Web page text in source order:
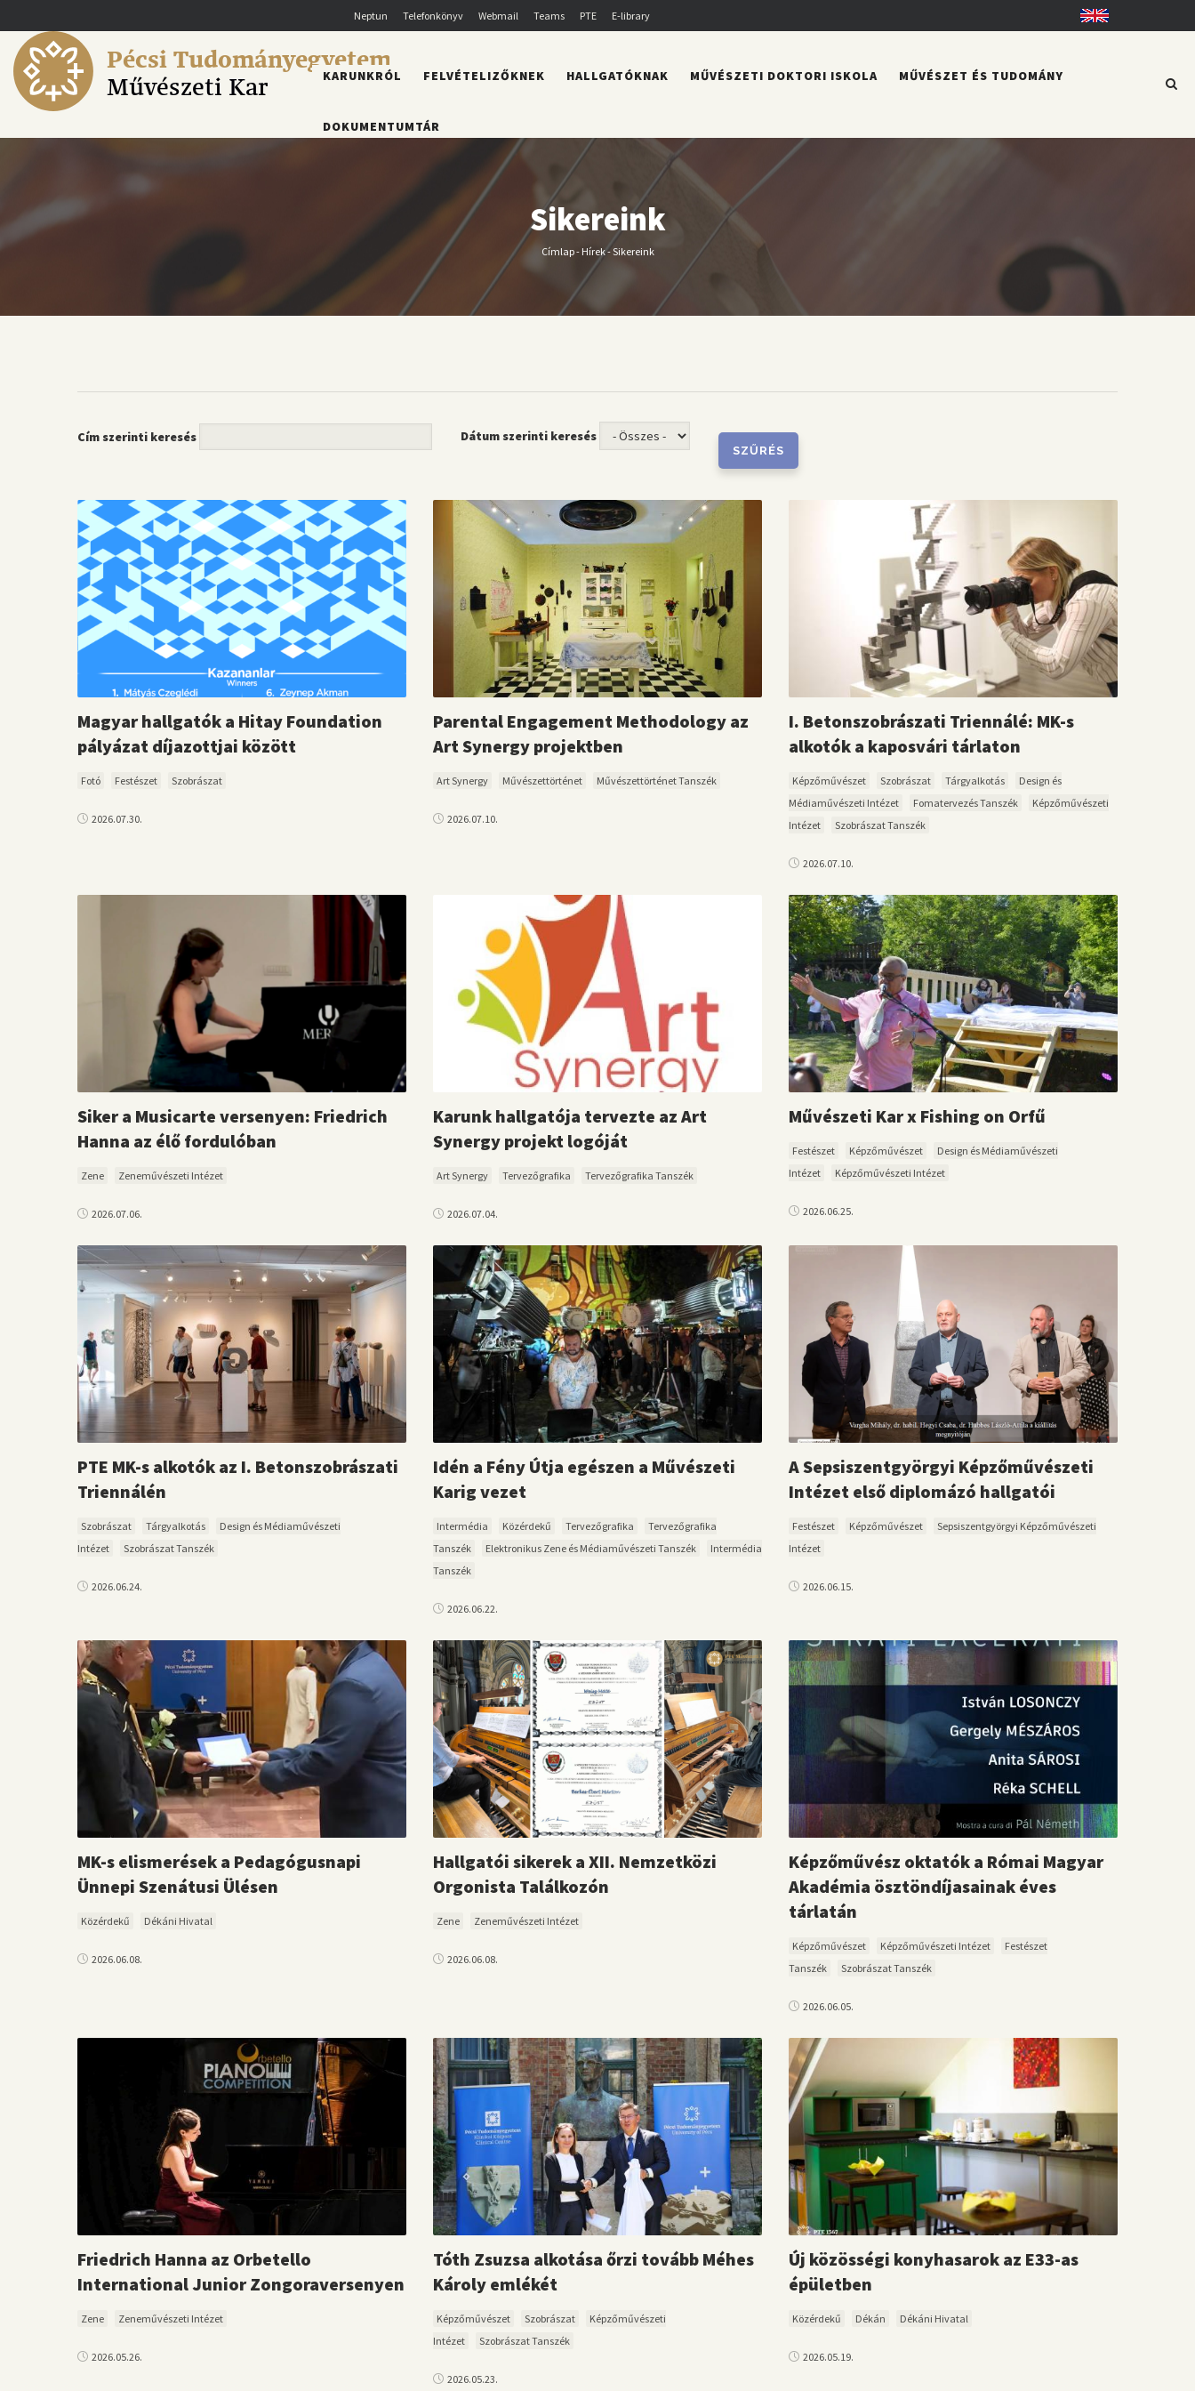
a
tartalomra
Neptun Telefonkönyv Webmail Teams PTE E-library English
Pécsi Tudományegyetem
Művészeti Kar
FŐMENÜ
KARUNKRÓL FELVÉTELIZŐKNEK HALLGATÓKNAK MŰVÉSZETI DOKTORI ISKOLA MŰVÉSZET ÉS TUDOMÁNY
DOKUMENTUMTÁR
Sikereink
Morzsa
Címlap- Hírek-Sikereink
Cím szerinti keresés Dátum szerinti keresés
Magyar hallgatók a Hitay Foundation
pályázat díjazottjai között
Fotó Festészet Szobrászat
2026.07.30.
Parental Engagement Methodology az
Art Synergy projektben
Art Synergy Művészettörténet Művészettörténet Tanszék
2026.07.10.
I. Betonszobrászati Triennálé: MK-s
alkotók a kaposvári tárlaton
Képzőművészet Szobrászat Tárgyalkotás
Design és
Médiaművészeti Intézet
Fomatervezés Tanszék
Képzőművészeti
Intézet
Szobrászat Tanszék
2026.07.10.
Siker a Musicarte versenyen: Friedrich
Hanna az élő fordulóban
Zene Zeneművészeti Intézet
2026.07.06.
Karunk hallgatója tervezte az Art
Synergy projekt logóját
Art Synergy Tervezőgrafika Tervezőgrafika Tanszék
2026.07.04.
Művészeti Kar x Fishing on Orfű
Festészet Képzőművészet
Design és Médiaművészeti
Intézet
Képzőművészeti Intézet
2026.06.25.
PTE MK-s alkotók az I. Betonszobrászati
Triennálén
Szobrászat Tárgyalkotás
Design és Médiaművészeti
Intézet
Szobrászat Tanszék
2026.06.24.
Idén a Fény Útja egészen a Művészeti
Karig vezet
Intermédia Közérdekű Tervezőgrafika
Tervezőgrafika
Tanszék
Elektronikus Zene és Médiaművészeti Tanszék
Intermédia
Tanszék
2026.06.22.
A Sepsiszentgyörgyi Képzőművészeti
Intézet első diplomázó hallgatói
Festészet Képzőművészet
Sepsiszentgyörgyi Képzőművészeti
Intézet
2026.06.15.
MK-s elismerések a Pedagógusnapi
Ünnepi Szenátusi Ülésen
Közérdekű Dékáni Hivatal
2026.06.08.
Hallgatói sikerek a XII. Nemzetközi
Orgonista Találkozón
Zene Zeneművészeti Intézet
2026.06.08.
Képzőművész oktatók a Római Magyar
Akadémia ösztöndíjasainak éves
tárlatán
Képzőművészet Képzőművészeti Intézet
Festészet
Tanszék
Szobrászat Tanszék
2026.06.05.
Friedrich Hanna az Orbetello
International Junior Zongoraversenyen
Zene Zeneművészeti Intézet
2026.05.26.
Tóth Zsuzsa alkotása őrzi tovább Méhes
Károly emlékét
Képzőművészet Szobrászat
Képzőművészeti
Intézet
Szobrászat Tanszék
2026.05.23.
Új közösségi konyhasarok az E33-as
épületben
Közérdekű Dékán Dékáni Hivatal
2026.05.19.